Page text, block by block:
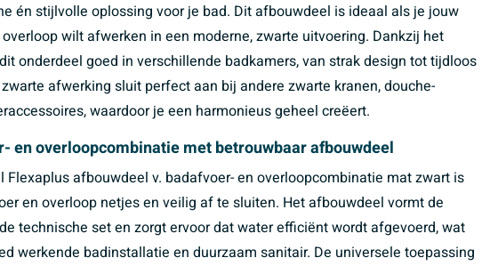
én stijlvolle oplossing voor je bad. Dit afbouwdeel is ideaal als je jouw
wilt afwerken in een moderne, zwarte uitvoering. Dankzij het
onderdeel goed in verschillende badkamers, van strak design tot tijdloos
afwerking sluit perfect aan bij andere zwarte kranen, douche-
waardoor je een harmonieus geheel creëert.
en overloopcombinatie met betrouwbaar afbouwdeel
Flexaplus afbouwdeel v. badafvoer- en overloopcombinatie mat zwart is
en overloop netjes en veilig af te sluiten. Het afbouwdeel vormt de
technische set en zorgt ervoor dat water efficiënt wordt afgevoerd, wat
werkende badinstallatie en duurzaam sanitair. De universele toepassing